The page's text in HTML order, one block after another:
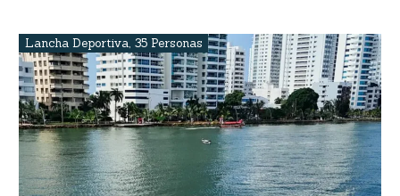
Lancha Deportiva, 35 Personas